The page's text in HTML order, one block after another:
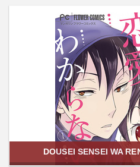
DOUSEI SENSEI WA